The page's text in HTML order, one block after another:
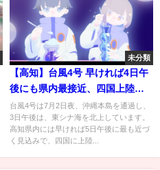
未分類
【高知】台風4号 早ければ4日午
後にも県内最接近、四国上陸の
恐れも (22/07/03 18:00)
台風4号は7月2日夜、沖縄本島を通過し、
3日午後は、東シナ海を北上しています。
高知県内には早ければ5日午後に最も近づ
く見込みで、四国に上陸...